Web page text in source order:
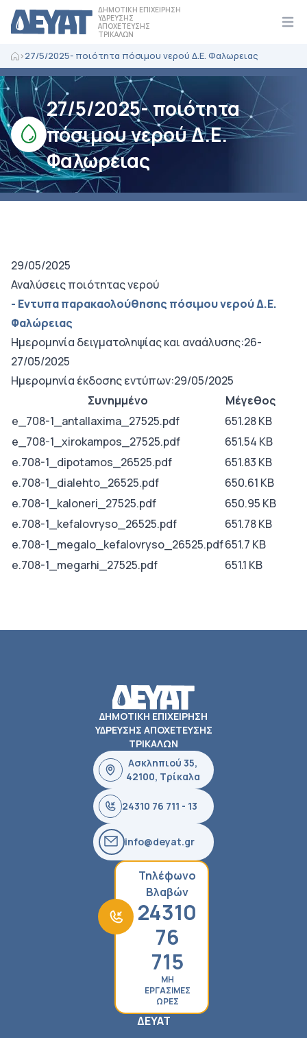
ΔΗΜΟΤΙΚΗ ΕΠΙΧΕΙΡΗΣΗ
ΥΔΡΕΥΣΗΣ
ΑΠΟΧΕΤΕΥΣΗΣ
ΤΡΙΚΑΛΩΝ
>27/5/2025- ποιότητα πόσιμου νερού Δ.Ε. Φαλωρειας
27/5/2025- ποιότητα
πόσιμου νερού Δ.Ε.
Φαλωρειας
29/05/2025
Αναλύσεις ποιότητας νερού
- Εντυπα παρακαολούθησης πόσιμου νερού Δ.Ε.
Φαλώρειας
Ημερομηνία δειγματοληψίας και αναάλυσης:26-
27/05/2025
Ημερομηνία έκδοσης εντύπων:29/05/2025
Συνημμένο
Μέγεθος
e_708-1_antallaxima_27525.pdf
651.28 KB
e_708-1_xirokampos_27525.pdf
651.54 KB
e.708-1_dipotamos_26525.pdf
651.83 KB
e.708-1_dialehto_26525.pdf
650.61 KB
e.708-1_kaloneri_27525.pdf
650.95 KB
e.708-1_kefalovryso_26525.pdf
651.78 KB
e.708-1_megalo_kefalovryso_26525.pdf651.7 KB
e.708-1_megarhi_27525.pdf
651.1 KB
ΔΗΜΟΤΙΚΗ ΕΠΙΧΕΙΡΗΣΗ
ΥΔΡΕΥΣΗΣ ΑΠΟΧΕΤΕΥΣΗΣ
ΤΡΙΚΑΛΩΝ
Ασκληπιού 35,
42100, Τρίκαλα
24310 76 711 - 13
info@deyat.gr
Τηλέφωνο
Βλαβών
24310
76
715
ΜΗ
ΕΡΓΑΣΙΜΕΣ
ΩΡΕΣ
ΔΕΥΑΤ